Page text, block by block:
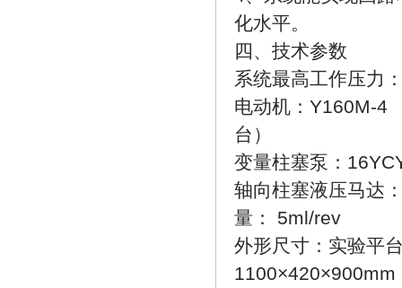
化水平。
四、技术参数
系统最高工作压力
电动机：
台）
变量柱塞泵：
轴向柱塞液压马达
量： 5ml/rev
外形尺寸：实验
1100×420×900mm